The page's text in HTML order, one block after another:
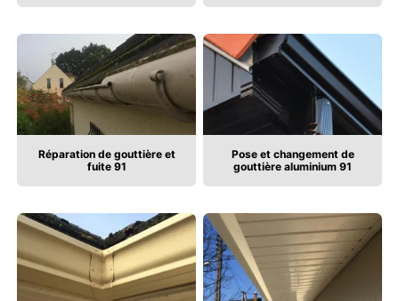
Réparation de gouttière et
fuite 91
Pose et changement de
gouttière aluminium 91